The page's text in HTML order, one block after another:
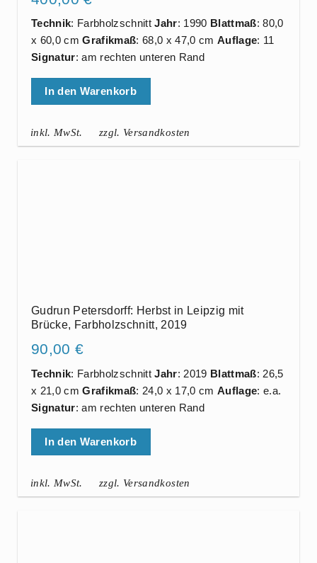
Technik: FarbholzschnittJahr: 1990 Blattmaß: 80,0
x 60,0 cmGrafikmaß: 68,0 x 47,0 cmAuflage: 11
Signatur: am rechten unteren Rand
In den Warenkorb
inkl. MwSt. zzgl. Versandkosten
Gudrun Petersdorff: Herbst in Leipzig mit
Brücke, Farbholzschnitt, 2019
90,00 €
Technik: FarbholzschnittJahr: 2019 Blattmaß: 26,5
x 21,0 cmGrafikmaß: 24,0 x 17,0 cmAuflage: e.a.
Signatur: am rechten unteren Rand
In den Warenkorb
inkl. MwSt. zzgl. Versandkosten